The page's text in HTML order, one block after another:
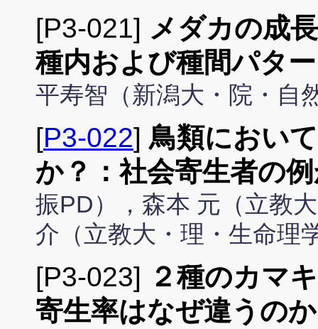
[P3-021] メダカの成
種内および種間パタ
平寿智（新潟大・院・自
[P3-022] 鳥類におい
か？：社会寄生者の
振PD），森本 元（立教
介（立教大・理・生命理
[P3-023] ２種のカマ
寄生率はなぜ違うの